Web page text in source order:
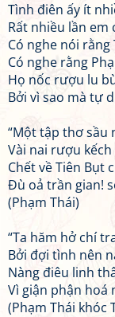
Tình điên ấy ít
Rất nhiều lần em
Có nghe nói
Có nghe rằng
Họ nốc rượu lu
Bởi vì sao mà tự
“Một tập thơ sầu
Vài nai rượu
Chết về Tiên Bụt
Đù oả trần gian!
(Phạm Thái)
“Ta hăm hở chí
Bởi đợi tình nên
Nàng điêu linh
Vì giận phận hoá
(Phạm Thái khóc